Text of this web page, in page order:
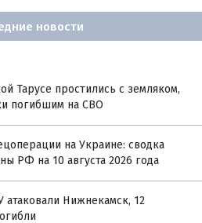
новости
Тарусе простились с земляком,
погибшим на СВО
на Украине: сводка
РФ на 10 августа 2026 года
атаковали Нижнекамск, 12